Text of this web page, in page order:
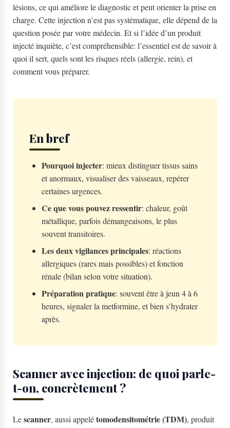
lésions, ce qui améliore le diagnostic et peut orienter la prise en
charge. Cette injection n’est pas systématique, elle dépend de la
question posée par votre médecin. Et si l’idée d’un produit
injecté inquiète, c’est compréhensible: l’essentiel est de savoir à
quoi il sert, quels sont les risques réels (allergie, rein), et
comment vous préparer.
En bref
Pourquoi injecter: mieux distinguer tissus sains
et anormaux, visualiser des vaisseaux, repérer
certaines urgences.
Ce que vous pouvez ressentir: chaleur, goût
métallique, parfois démangeaisons, le plus
souvent transitoires.
Les deux vigilances principales: réactions
allergiques (rares mais possibles) et fonction
rénale (bilan selon votre situation).
Préparation pratique: souvent être à jeun 4 à 6
heures, signaler la metformine, et bien s’hydrater
après.
Scanner avec injection: de quoi parle-
t-on, concrètement ?
Lescanner, aussi appelétomodensitométrie (TDM), produit